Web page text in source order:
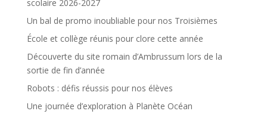
scolaire 2026-2027
Un bal de promo inoubliable pour nos Troisièmes
École et collège réunis pour clore cette année
Découverte du site romain d’Ambrussum lors de la
sortie de fin d’année
Robots : défis réussis pour nos élèves
Une journée d’exploration à Planète Océan